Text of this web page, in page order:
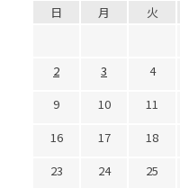
日 月 火
2
3 4
9
10 11
16
17 18
23
24 25